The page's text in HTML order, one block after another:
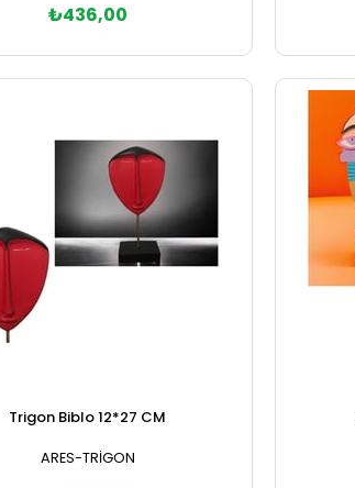
₺436,00
Sepete Ekle
Trigon Biblo 12*27 CM
ARES-TRİGON